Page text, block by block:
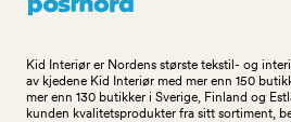
Kid Interiør er Nordens største tekstil- og
av kjedene Kid Interiør med mer enn 150
mer enn 130 butikker i Sverige, Finland og
kunden kvalitetsprodukter fra sitt sortiment,